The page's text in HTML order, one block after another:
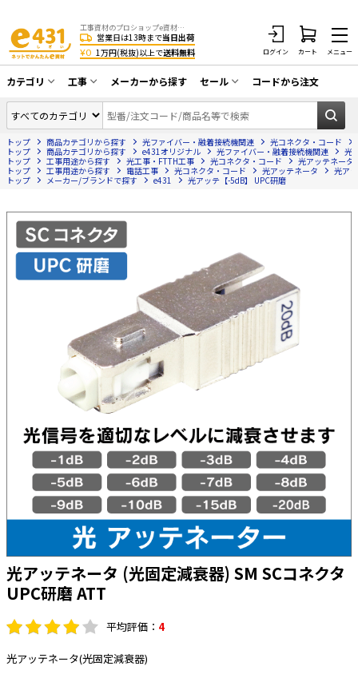
工事資材のプロショップe資材 CATV・アンテナ・防犯・光・LAN・電気・空調工事など
営業日は13時まで当日出荷
¥0 1万円(税抜)以上で送料無料 ログイン カート メニュー
カテゴリ
同軸ケーブル／テレビ用接栓／関連工具
アンテナ・取付金具・ブースター／CATV
部材類
配線補助具（モール・結束バンド・テー
プ類 他）
HDMIケーブル・周辺機器／RCAケーブル
電話線／コネクタ／アダプタ
光ファイバー・融着接続機関連
LANケーブル・コネクタ・関連資材/機器
ネットワーク機器
エアコン・換気扇・空調資材
太陽光発電ケーブル・コネクタ・関連資
電源ケーブル／コネクタ／分電盤／ブレ
ーカ
照明・照明器具
電源タップ・延長コード
スイッチ・コンセント（配線器具）
PF管/FEP管/CD管/情報線保護管
ボックス・ビニル電線管付属品・引き込
みカバー
工具関連
EV充電設備工事関連
工事
CATV・アンテナ工事
光工事・FTTH工事
エアコン・換気扇工事
LAN配線工事
電話工事
電気配管工事
EV充電設備工事
照明設置工事
太陽光発電工事
ホテル・病院向け
メーカーから探す セール
在庫一掃セール
コードから注文
トップ 商品カテゴリから探す 光ファイバー・融着接続機関連
光コネクタ・コード
トップ
商品カテゴリから探す e431オリジナル 光ファイバー・融着接続機関連
光
トップ
工事用途から探す 光工事・FTTH工事 光コネクタ・コード
光アッテネータ
トップ
工事用途から探す 電話工事 光コネクタ・コード 光アッテネータ
光ア
トップ
メーカー/ブランドで探す e431 光アッテ【-5dB】 UPC研磨
光アッテネータ (光固定減衰器) SM SCコネクタ
UPC研磨 ATT
平均評価： 4
光アッテネータ(光固定減衰器)